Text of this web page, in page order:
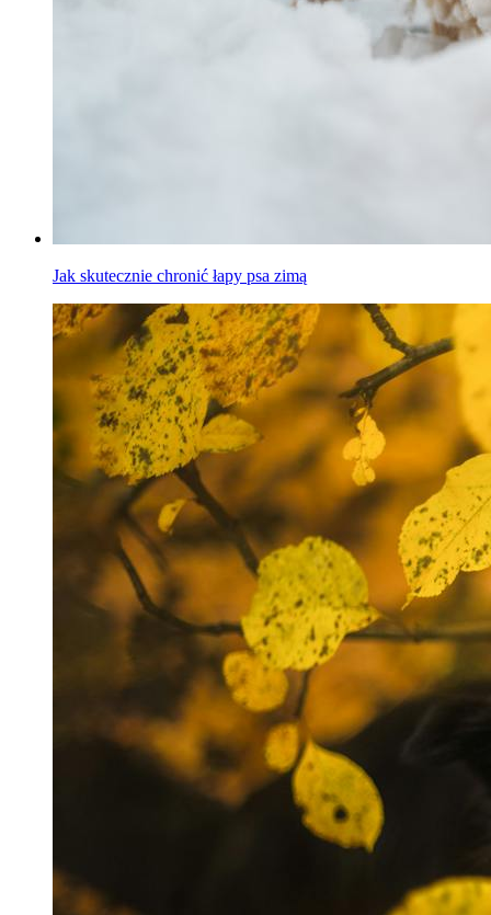
Jak skutecznie chronić łapy psa zimą